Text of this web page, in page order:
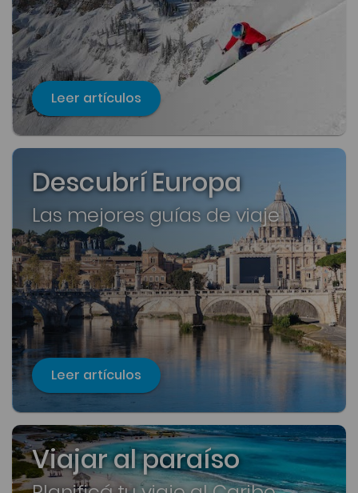
Leer artículos
Descubrí Europa
Las mejores guías de viaje
Leer artículos
Viajar al paraíso